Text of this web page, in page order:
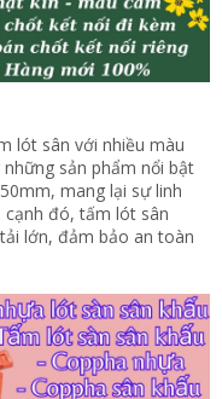
lót sân với nhiều màu
sản phẩm nổi bật
mang lại sự linh
đó, tấm lót sân
lớn, đảm bảo an toàn